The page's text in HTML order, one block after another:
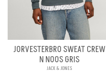
JORVESTERBRO SWEAT CREW
N NOOS GRIS
JACK & JONES